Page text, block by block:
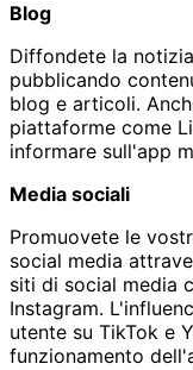
Blog
Diffondete la
pubblicando
blog e articoli.
piattaforme come
informare sull'app
Media sociali
Promuovete le
social media
siti di social media
Instagram.
utente su TikTok e
funzionamento